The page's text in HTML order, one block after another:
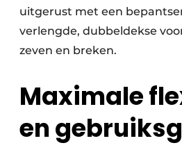
uitgerust met een
verlengde, dubbeldekse
zeven en breken.
Maximale
en